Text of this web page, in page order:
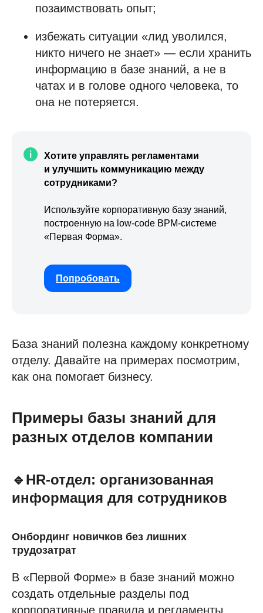
позаимствовать опыт;
избежать ситуации «лид уволился,
никто ничего не знает» — если хранить
информацию в базе знаний, а не в
чатах и в голове одного человека, то
она не потеряется.
Хотите управлять регламентами
и улучшить коммуникацию между
сотрудниками?
Используйте корпоративную базу знаний,
построенную на low-code BPM-системе
«Первая Форма».
Попробовать
База знаний полезна каждому конкретному
отделу. Давайте на примерах посмотрим,
как она помогает бизнесу.
Примеры базы знаний для
разных отделов компании
🔹HR-отдел: организованная
информация для сотрудников
Онбординг новичков без лишних
трудозатрат
В «Первой Форме» в базе знаний можно
создать отдельные разделы под
корпоративные правила и регламенты,